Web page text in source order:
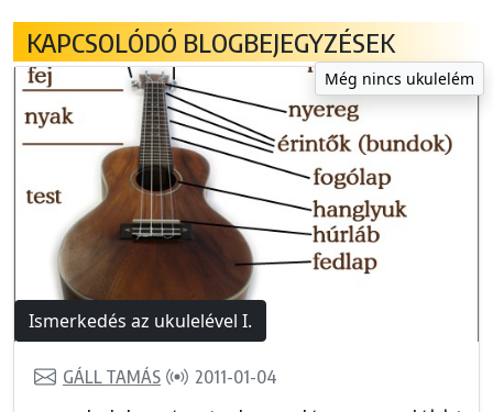
KAPCSOLÓDÓ BLOGBEJEGYZÉSEK
Még nincs ukulelém
Ismerkedés az ukulelével I.
GÁLL TAMÁS 2011-01-04